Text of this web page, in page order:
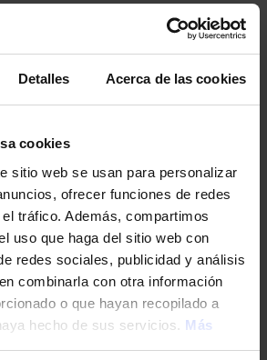
Detalles Acerca de las cookies
cookies
sitio web se usan para personalizar
ofrecer funciones de redes
tráfico. Además, compartimos
uso que haga del sitio web con
redes sociales, publicidad y análisis
combinarla con otra información
o que hayan recopilado a
hecho de sus servicios. Más
décent est une condition
en matière de logement dont
sociaux les plus vulnérables.
71 logements à Moukthikapuram
avec les conseils municipaux de
Estepona et Molina de Segura
logement des familles en risque
aux familles affectées par
de 2019 à Vega Baja.